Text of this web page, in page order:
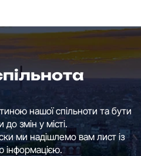
нашої спільноти та бути
змін у місті.
ми надішлемо вам лист із
інформацією.